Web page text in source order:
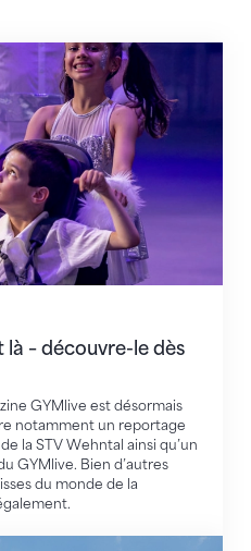
– découvre-le dès
GYMlive est désormais
notamment un reportage
la STV Wehntal ainsi qu’un
GYMlive. Bien d’autres
du monde de la
découvre-le dès